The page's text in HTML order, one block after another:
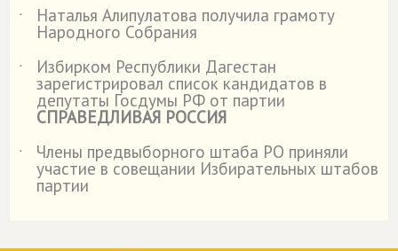
˙
Наталья Алипулатова получила грамоту
Народного Собрания
˙
Избирком Республики Дагестан
зарегистрировал список кандидатов в
депутаты Госдумы РФ от партии
СПРАВЕДЛИВАЯ РОССИЯ
˙
Члены предвыборного штаба РО приняли
участие в совещании Избирательных штабов
партии